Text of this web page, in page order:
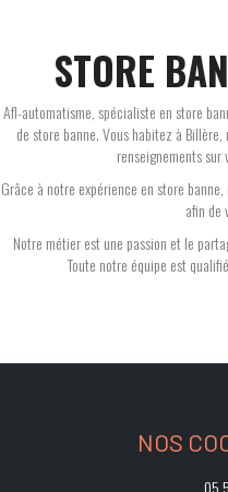
STORE
Afl-automatisme, spécialiste en store
de store banne. Vous habitez à
renseignements
Grâce à notre expérience en store
afin de
Notre métier est une passion et le
Toute notre équipe est
NOS
05